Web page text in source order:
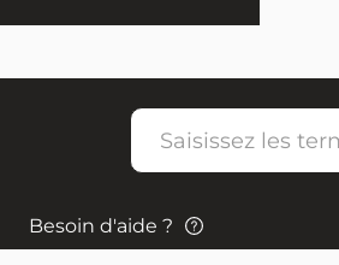
Besoin d'aide ?